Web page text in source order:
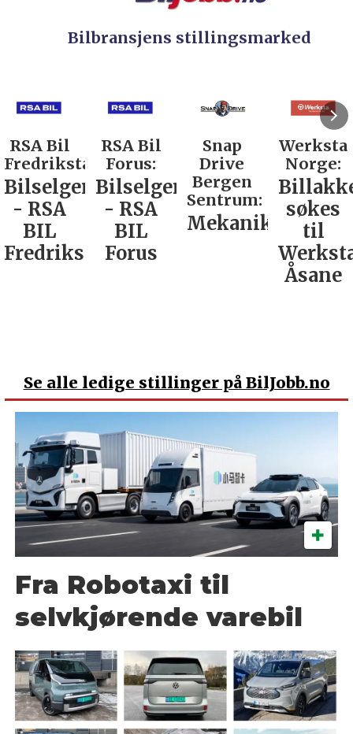
Bilbransjens stillingsmarked
RSA Bil
Forus:
Bilselger
- RSA
BIL
Forus
Snap
Drive
Bergen
Sentrum:
Mekaniker
Werksta
Norge:
Billakkerer
søkes
til
Rodin &
Co AS:
Se alle ledige stillinger på BilJobb.no
Fra Robotaxi til
selvkjørende varebil